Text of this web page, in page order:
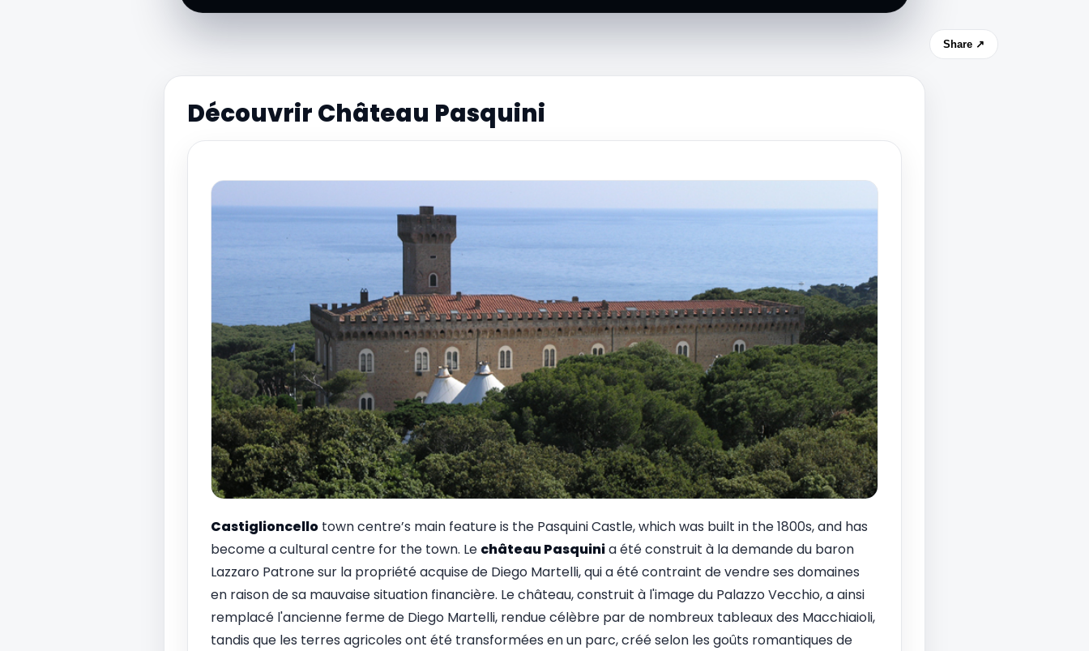
Share ↗
Découvrir Château Pasquini
Castiglioncellotown centre’s main feature is the Pasquini Castle, which was built in the 1800s, and has
become a cultural centre for the town. Le château Pasquinia été construit à la demande du baron
Lazzaro Patrone sur la propriété acquise de Diego Martelli, qui a été contraint de vendre ses domaines
en raison de sa mauvaise situation financière. Le château, construit à l'image du Palazzo Vecchio, a ainsi
remplacé l'ancienne ferme de Diego Martelli, rendue célèbre par de nombreux tableaux des Macchiaioli,
tandis que les terres agricoles ont été transformées en un parc, créé selon les goûts romantiques de